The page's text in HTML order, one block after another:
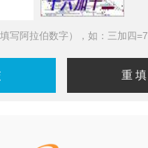
写阿拉伯数字），如：三加四=7